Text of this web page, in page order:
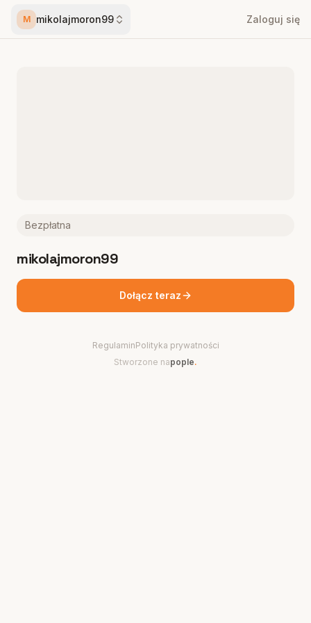
M mikolajmoron99 Zaloguj się
Bezpłatna
mikolajmoron99
Dołącz teraz
RegulaminPolityka prywatności
Stworzone napople.